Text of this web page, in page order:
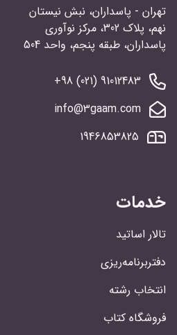
تهران - پاسداران، نبش نیستان
نهم، پلاک 302، مرکز نوآوری
پاسداران، طبقه پنجم، واحد 504
91012483 (021) 98+
info@3gaam.com
1946853825
خدمات
تالار اساتید
دفتربرنامه‌ریزی
انتخاب رشته
فروشگاه کتاب